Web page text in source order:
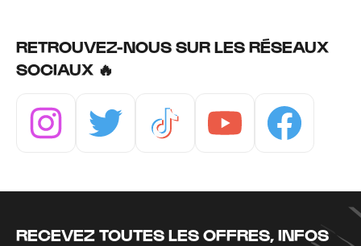
RETROUVEZ-NOUS SUR LES RÉSEAUX
SOCIAUX 🔥
RECEVEZ TOUTES LES OFFRES, INFOS